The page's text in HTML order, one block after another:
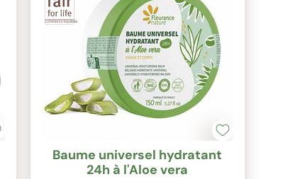
Baume universel hydratant
24h à l'Aloe vera